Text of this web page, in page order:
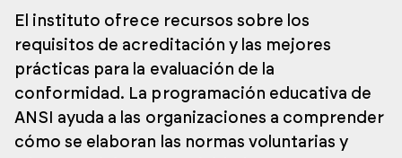
El instituto ofrece recursos sobre los
requisitos de acreditación y las mejores
prácticas para la evaluación de la
conformidad. La programación educativa de
ANSI ayuda a las organizaciones a comprender
cómo se elaboran las normas voluntarias y